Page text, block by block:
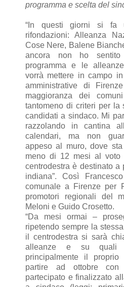
programma e scelta del
“In questi giorni si fa
rifondazioni: Alleanza
Cose Nere, Balene
ancora non ho
programma e le
vorrà mettere in campo
amministrative di
maggioranza dei
tantomeno di criteri per la
candidati a sindaco. Mi
razzolando in cantina
calendari, ma non
appeso al muro, dove
meno di 12 mesi al voto
centrodestra è destinato a
indiana”. Così
comunale a Firenze per
promotori regionali del
Meloni e Guido Crosetto.
“Da mesi ormai –
ripetendo sempre la
il centrodestra si sarà
alleanze e su quali
principalmente il proprio
partire ad ottobre
partecipato e finalizzato